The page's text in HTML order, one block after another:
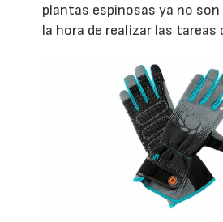
plantas espinosas ya no son
la hora de realizar las tareas